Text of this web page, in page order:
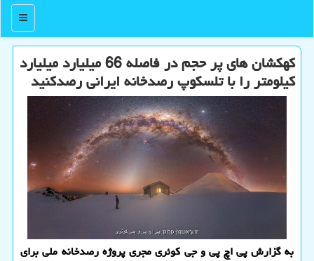
منو
كهكشان های پر حجم در فاصله 66 میلیارد میلیارد
كیلومتر را با تلسكوپ رصدخانه ایرانی رصدكنید
به گزارش پی اچ پی و جی کوئری مجری پروژه رصدخانه ملی برای